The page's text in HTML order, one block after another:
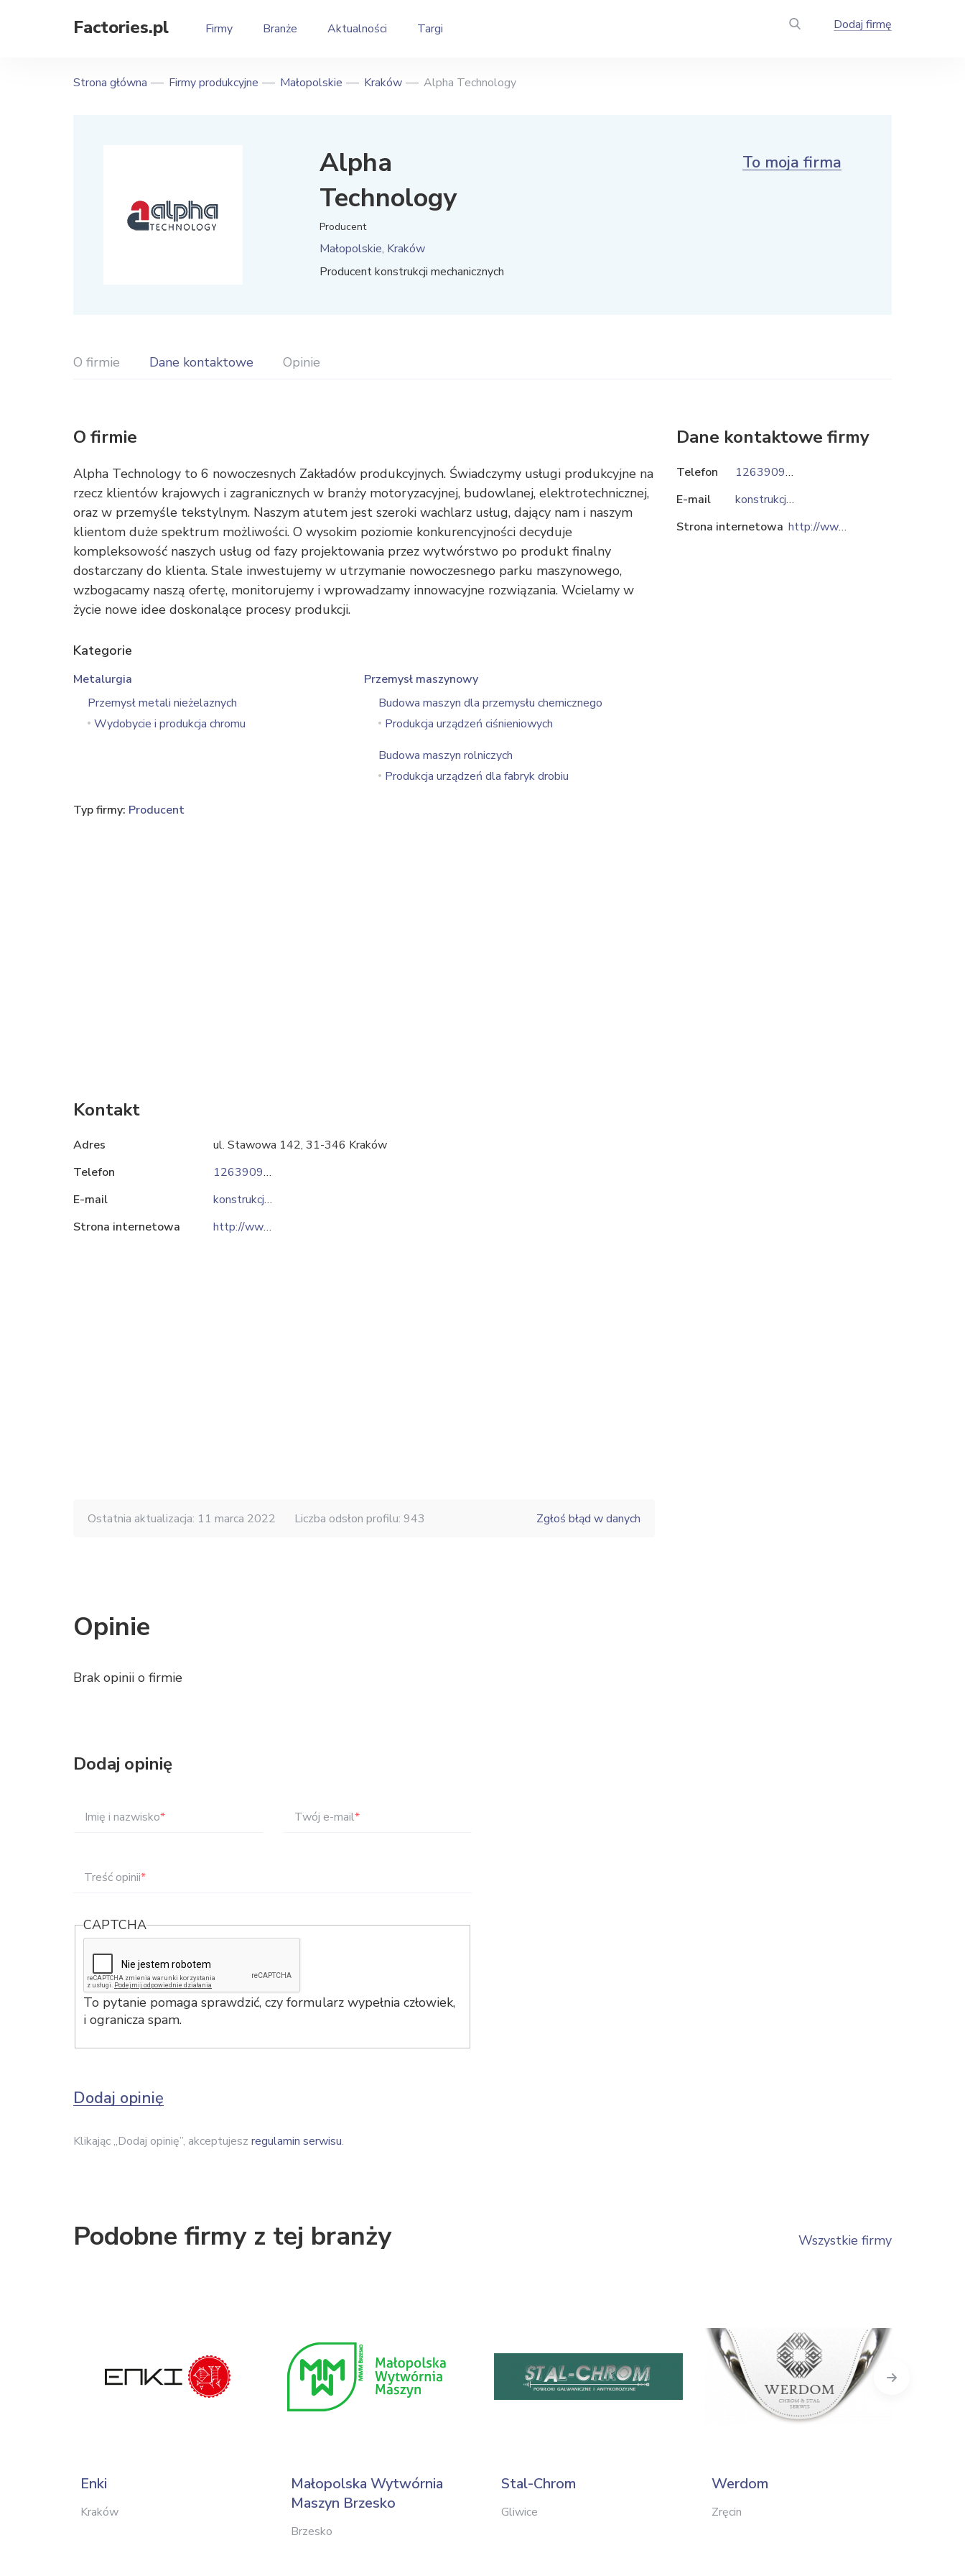
Factories.pl Firmy Branże Aktualności Targi Dodaj firmę
Strona główna Firmy produkcyjne Małopolskie Kraków Alpha Technology
Alpha
Technology
Producent
Małopolskie, Kraków
Producent konstrukcji mechanicznych
To moja firma
O firmie Dane kontaktowe Opinie
O firmie
Alpha Technology to 6 nowoczesnych Zakładów produkcyjnych. Świadczymy usługi produkcyjne na
rzecz klientów krajowych i zagranicznych w branży motoryzacyjnej, budowlanej, elektrotechnicznej,
oraz w przemyśle tekstylnym. Naszym atutem jest szeroki wachlarz usług, dający nam i naszym
klientom duże spektrum możliwości. O wysokim poziomie konkurencyjności decyduje
kompleksowość naszych usług od fazy projektowania przez wytwórstwo po produkt finalny
dostarczany do klienta. Stale inwestujemy w utrzymanie nowoczesnego parku maszynowego,
wzbogacamy naszą ofertę, monitorujemy i wprowadzamy innowacyjne rozwiązania. Wcielamy w
życie nowe idee doskonalące procesy produkcji.
Kategorie
Metalurgia
Przemysł metali nieżelaznych
Wydobycie i produkcja chromu
Przemysł maszynowy
Budowa maszyn dla przemysłu chemicznego
Produkcja urządzeń ciśnieniowych
Budowa maszyn rolniczych
Produkcja urządzeń dla fabryk drobiu
Typ firmy: Producent
Kontakt
Adres
ul. Stawowa 142, 31-346 Kraków
Telefon
126390963
E-mail
konstrukcja@alpha.krakow.pl
Strona internetowa
http://www.alpha.krakow.pl
Ostatnia aktualizacja: 11 marca 2022 Liczba odsłon profilu: 943 Zgłoś błąd w danych
Opinie
Brak opinii o firmie
Dodaj opinię
Imię i nazwisko* Twój e-mail*
Treść opinii*
CAPTCHA
To pytanie pomaga sprawdzić, czy formularz wypełnia człowiek,
i ogranicza spam.
Dodaj opinię
Klikając „Dodaj opinię”, akceptujesz regulamin serwisu.
Dane kontaktowe firmy
Telefon
126390963
E-mail
konstrukcja@alpha.krakow.pl
Strona internetowa
http://www.alpha.krakow.pl
Podobne firmy z tej branży Wszystkie firmy
Enki
Kraków
Małopolska Wytwórnia
Maszyn Brzesko
Brzesko
Stal-Chrom
Gliwice
Werdom
Zręcin